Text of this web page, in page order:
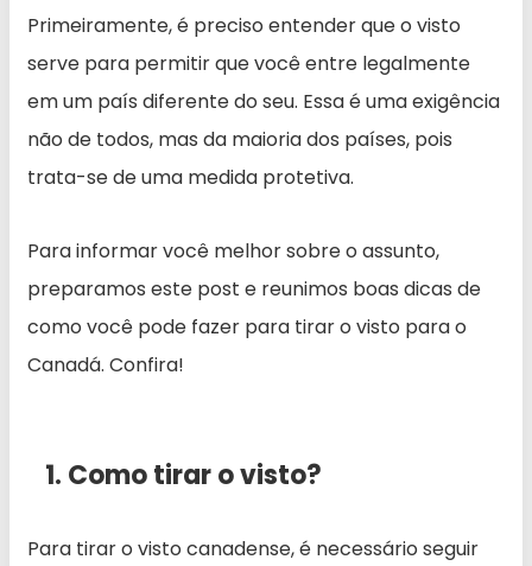
Primeiramente, é preciso entender que o visto
serve para permitir que você entre legalmente
em um país diferente do seu. Essa é uma exigência
não de todos, mas da maioria dos países, pois
trata-se de uma medida protetiva.
Para informar você melhor sobre o assunto,
preparamos este post e reunimos boas dicas de
como você pode fazer para tirar o visto para o
Canadá. Confira!
1. Como tirar o visto?
Para tirar o visto canadense, é necessário seguir